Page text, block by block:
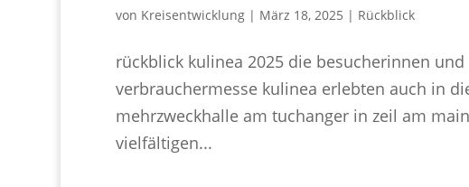
von Kreisentwicklung| März 18, 2025 | Rückblick
rückblick kulinea 2025 die besucherinnen
verbrauchermesse kulinea erlebten auch in
mehrzweckhalle am tuchanger in zeil am
vielfältigen...